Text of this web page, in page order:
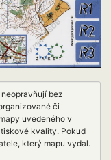
bez
či
uvedeného v
kvality. Pokud
který mapu vydal.